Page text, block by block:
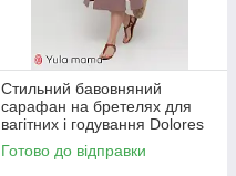
Стильний бавовняний
сарафан на бретелях для
вагітних і годування Dolores
SF-21.072 Юла мама
Готово до відправки